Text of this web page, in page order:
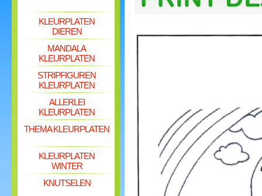
KLEURPLATEN
DIEREN
MANDALA
KLEURPLATEN
STRIPFIGUREN
KLEURPLATEN
ALLERLEI
KLEURPLATEN
THEMA KLEURPLATEN
KLEURPLATEN
WINTER
KNUTSELEN